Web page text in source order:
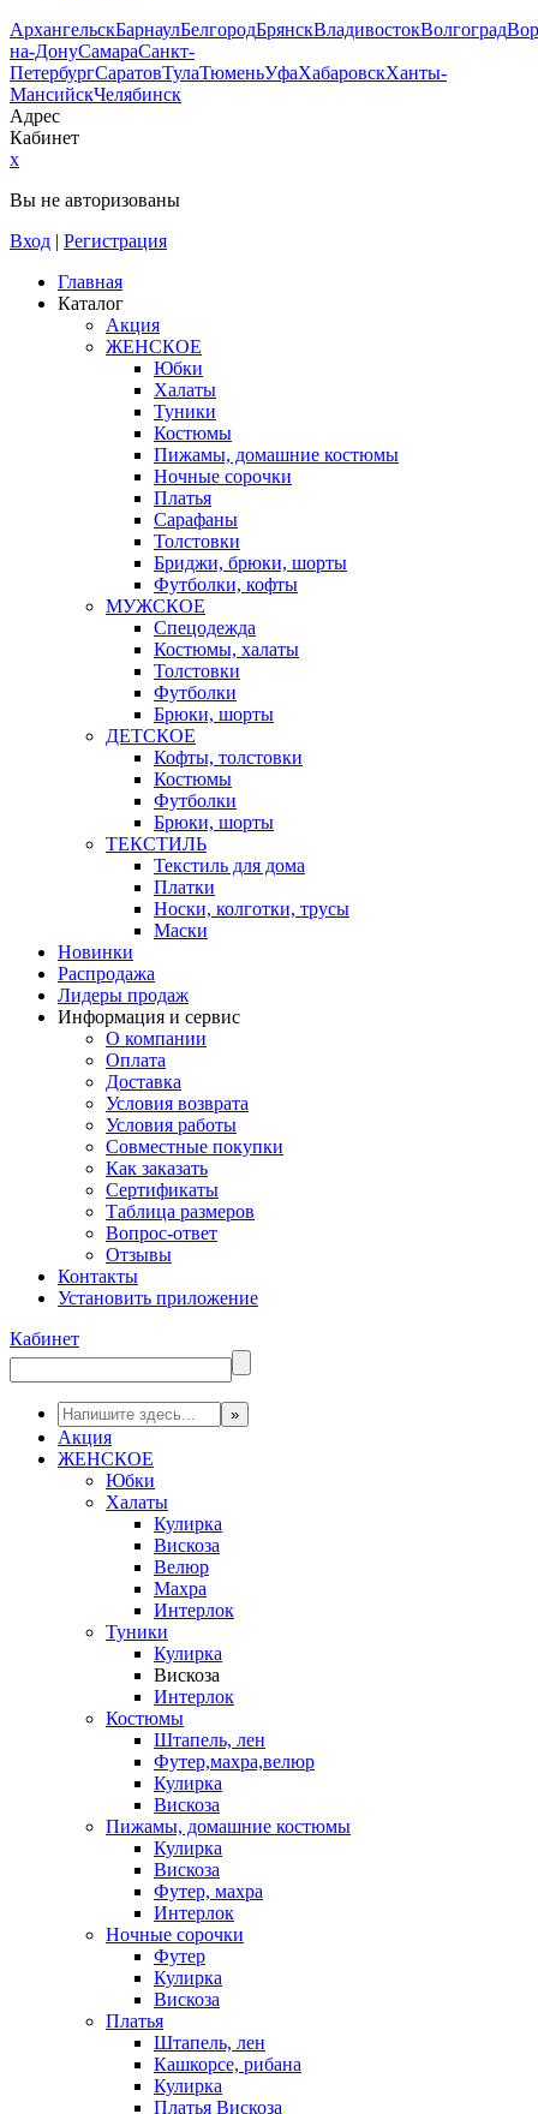
АрхангельскБарнаулБелгородБрянскВладивостокВолгоград
на-ДонуСамараСанкт-
ПетербургСаратовТулаТюменьУфаХабаровскХанты-
МансийскЧелябинск
Адрес
Кабинет
x
Вы не авторизованы
Вход | Регистрация
Главная
Каталог
Акция
ЖЕНСКОЕ
Юбки
Халаты
Туники
Костюмы
Пижамы, домашние костюмы
Ночные сорочки
Платья
Сарафаны
Толстовки
Бриджи, брюки, шорты
Футболки, кофты
МУЖСКОЕ
Спецодежда
Костюмы, халаты
Толстовки
Футболки
Брюки, шорты
ДЕТСКОЕ
Кофты, толстовки
Костюмы
Футболки
Брюки, шорты
ТЕКСТИЛЬ
Текстиль для дома
Платки
Носки, колготки, трусы
Маски
Новинки
Распродажа
Лидеры продаж
Информация и сервис
О компании
Оплата
Доставка
Условия возврата
Условия работы
Совместные покупки
Как заказать
Сертификаты
Таблица размеров
Вопрос-ответ
Отзывы
Контакты
Установить приложение
Кабинет
Акция
ЖЕНСКОЕ
Юбки
Халаты
Кулирка
Вискоза
Велюр
Махра
Интерлок
Туники
Кулирка
Вискоза
Интерлок
Костюмы
Штапель, лен
Футер,махра,велюр
Кулирка
Вискоза
Пижамы, домашние костюмы
Кулирка
Вискоза
Футер, махра
Интерлок
Ночные сорочки
Футер
Кулирка
Вискоза
Платья
Штапель, лен
Кашкорсе, рибана
Кулирка
Платья Вискоза